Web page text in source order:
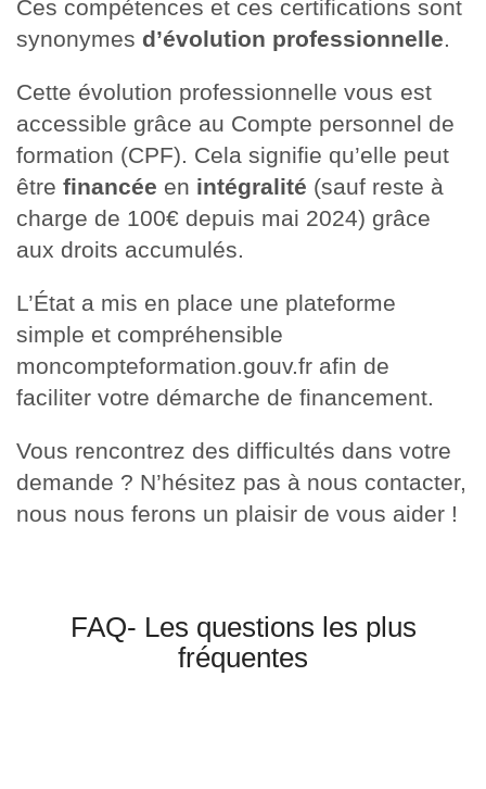
Ces compétences et ces certifications sont
synonymes d’évolution professionnelle.
Cette évolution professionnelle vous est
accessible grâce au Compte personnel de
formation (CPF). Cela signifie qu’elle peut
être financée en intégralité (sauf reste à
charge de 100€ depuis mai 2024) grâce
aux droits accumulés.
L’État a mis en place une plateforme
simple et compréhensible
moncompteformation.gouv.fr afin de
faciliter votre démarche de financement.
Vous rencontrez des difficultés dans votre
demande ? N’hésitez pas à nous contacter,
nous nous ferons un plaisir de vous aider !
FAQ- Les questions les plus
fréquentes